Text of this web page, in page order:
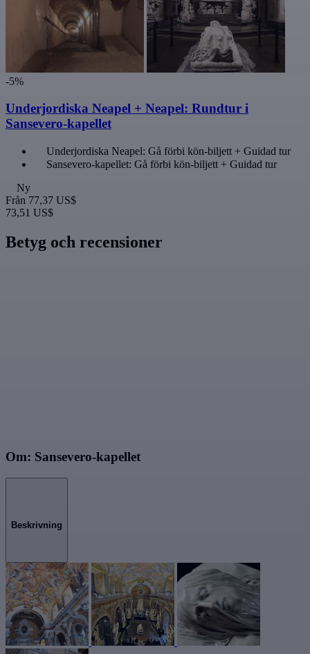
-5%
Underjordiska Neapel + Neapel: Rundtur i
Sansevero-kapellet
Underjordiska Neapel: Gå förbi kön-biljett + Guidad tur
Sansevero-kapellet: Gå förbi kön-biljett + Guidad tur
Ny
Från 77,37 US$
73,51 US$
Betyg och recensioner
Om: Sansevero-kapellet
Beskrivning